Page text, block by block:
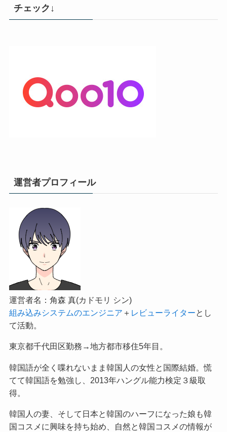
チェック↓
運営者プロフィール
運営者名：角森 真(カドモリ シン)
組み込みシステムのエンジニア ＋ レビューライターとし
て活動。
東京都千代田区勤務→地方都市移住5年目。
韓国語が全く喋れないまま韓国人の女性と国際結婚。慌
てて韓国語を勉強し、2013年ハングル能力検定３級取
得。
韓国人の妻、そして日本と韓国のハーフになった娘も韓
国コスメに興味を持ち始め、自然と韓国コスメの情報が